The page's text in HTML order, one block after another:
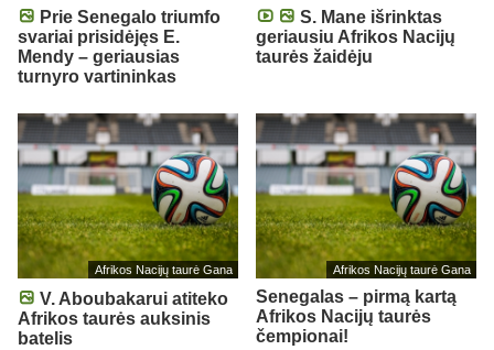
Prie Senegalo triumfo
svariai prisidėjęs E.
Mendy – geriausias
turnyro vartininkas
S. Mane išrinktas
geriausiu Afrikos Nacijų
taurės žaidėju
Afrikos Nacijų taurė Gana
V. Aboubakarui atiteko
Afrikos taurės auksinis
batelis
Afrikos Nacijų taurė Gana
Senegalas – pirmą kartą
Afrikos Nacijų taurės
čempionai!